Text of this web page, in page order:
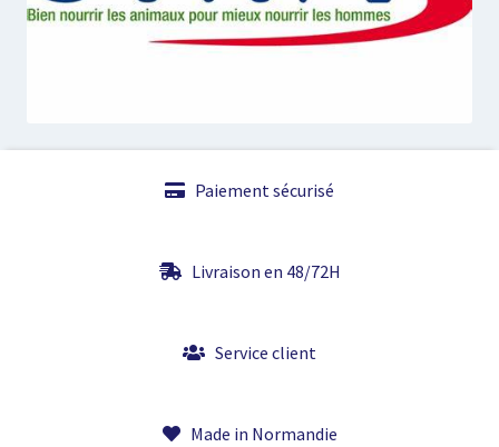
Paiement sécurisé
Livraison en 48/72H
Service client
Made in Normandie